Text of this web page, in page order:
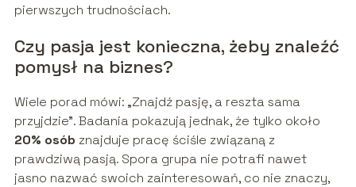
pierwszych trudnościach.
Czy pasja jest konieczna, żeby znaleźć
pomysł na biznes?
Wiele porad mówi: „Znajdź pasję, a reszta sama
przyjdzie”. Badania pokazują jednak, że tylko około
20% osób znajduje pracę ściśle związaną z
prawdziwą pasją. Spora grupa nie potrafi nawet
jasno nazwać swoich zainteresowań, co nie znaczy,